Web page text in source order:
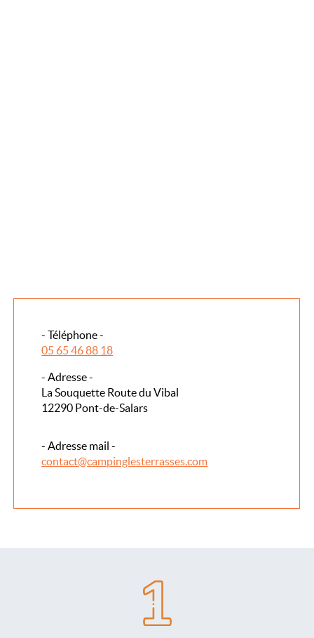
- Téléphone -
05 65 46 88 18
- Adresse -
La Souquette Route du Vibal
12290 Pont-de-Salars
- Adresse mail -
contact@campinglesterrasses.com